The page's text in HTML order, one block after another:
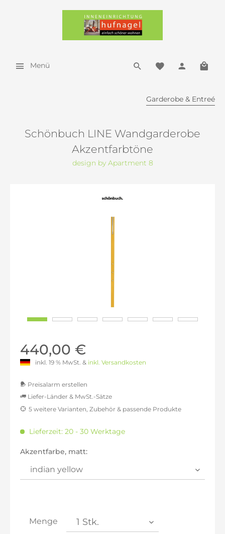
Menü
Garderobe & Entreé
Schönbuch LINE Wandgarderobe
Akzentfarbtöne
design by Apartment 8
440,00 €
inkl. 19 % MwSt. & inkl. Versandkosten
Preisalarm erstellen
Liefer-Länder & MwSt.-Sätze
inkl. 16% MwSt.: 428,91 €
inkl. 21% MwSt.: 447,39 €
inkl. 21% MwSt.: 447,39 €
inkl. 21% MwSt.: 447,39 €
5 weitere Varianten, Zubehör & passende Produkte
Lieferzeit: 20 - 30 Werktage
Akzentfarbe, matt:
Menge